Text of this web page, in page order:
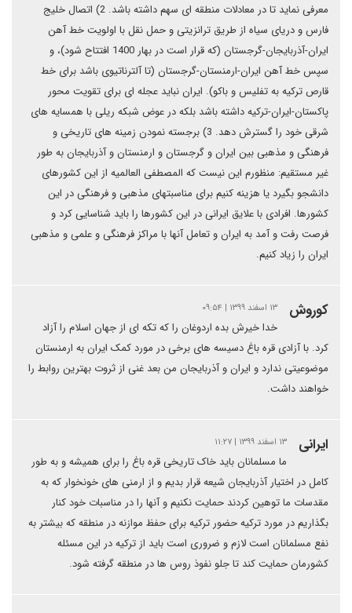
معرفی نماید تا در معادلات منطقه ای سهم داشته باشد. 2) اتصال خلیج
فارس و دریای سیاه از طریق ترانزیتی و حمل نقل با اولویت خط آهن
ایران-آذربایجان-گرجستان (که قرار است در بهار 1400 افتتاح شود)، و
سپس خط آهن ایران-ارمنستان-گرجستان (تا آلترناتیوی باشد برای خط
قارص ترکیه به تفلیس و باکو). ایران نباید عجله ای برای تقویت محور
پاکستان-ایران-ترکیه داشته باشد بلکه در عوض شبکه ریلی با همسایه های
شرقی خود را گسترش دهد. 3) برجسته نمودن زمینه های تاریخی و
فرهنگی و مذهبی بین ایران و گرجستان و ارمنستان و آذربایجان به طور
غیر مستقیم: منظورم این نیست که المصطفی العالمیه از این کشورهای
دانشجو بگیرد یا هزینه کنیم برای مناسبتهای مذهبی و فرهنگی در این
کشورها. افرادی با علایق ایرانی در این کشورها را باید شناسایی کرد و
فرصت رفت و آمد به ایران و تعامل آنها با مراکز فرهنگی و علمی و مذهبی
ایران را زیاد کنیم.
کوروش ۱۳ اسفند ۱۳۹۹ | ۰۹:۵۴
خدا خیرش بده اردوغان را که تکه ای از جهان اسلام را آزاد
کرد. با آزادی قره باغ دسیسه های برخی در مورد کمک ایران به ارمنستان
موضوعیتی ندارد و ایران و آذربایجان من بعد غنی از ثروت بهترین روابط را
خواهند داشت.
ایرانی ۱۳ اسفند ۱۳۹۹ | ۱۱:۲۷
ما مسلمانان باید خاک تاریخی قره باغ را برای همیشه و به طور
کامل در اختیار آذربایجان شیعه قرار بدیم و از ارمنی های خونخوار که به
مقدسات ما توهین کردند حمایت نکنیم و آنها را در مناسبات خود کنار
بگذاریم در مورد ترکیه حضور ترکیه برای حفظ موازنه در منطقه که بیشتر به
نفع مسلمانان است لازم و ضروری است باید از ترکیه در این مسئله
کشورمان حمایت کند تا جلو نفوذ روس ها در منطقه گرفته شود.